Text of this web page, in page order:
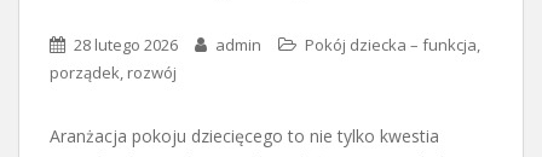
28 lutego 2026 admin
Pokój dziecka – funkcja,
porządek, rozwój
Aranżacja pokoju dziecięcego to nie tylko kwestia